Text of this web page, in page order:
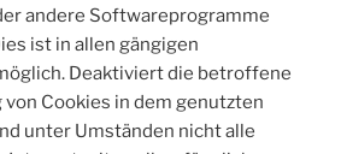
andere Softwareprogramme
ist in allen gängigen
Deaktiviert die betroffene
von Cookies in dem genutzten
unter Umständen nicht alle